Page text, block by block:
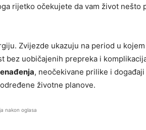
rijetko očekujete da vam život nešto
Zvijezde ukazuju na period u
bez uobičajenih prepreka i
, neočekivane prilike i
životne planove.
nakon oglasa